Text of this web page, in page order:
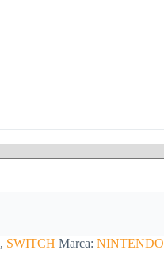
, SWITCH Marca: NINTENDO